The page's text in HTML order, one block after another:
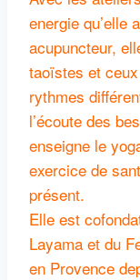
energie qu’elle
acupuncteur,
taoïstes et
rythmes
l’écoute des
enseigne le
exercice de
présent.
Elle est
Layama et du
en Provence